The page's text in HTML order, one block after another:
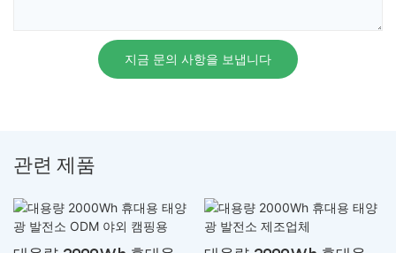
지금 문의 사항을 보냅니다
관련 제품